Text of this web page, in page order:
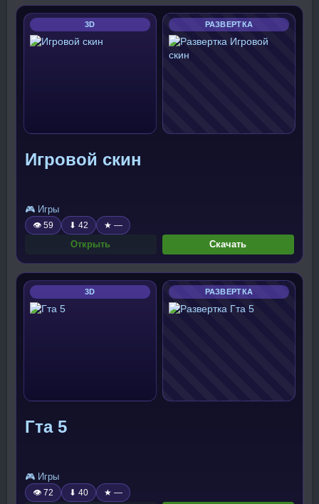
3D РАЗВЕРТКА
Игровой скин
🎮 Игры
👁 59 ⬇ 42 ★ —
Открыть Скачать
3D РАЗВЕРТКА
Гта 5
🎮 Игры
👁 72 ⬇ 40 ★ —